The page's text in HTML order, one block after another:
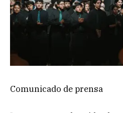
Comunicado de prensa